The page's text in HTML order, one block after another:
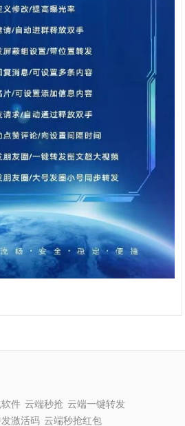
件 云端秒抢 云端一键转发
激活码 云端秒抢红包